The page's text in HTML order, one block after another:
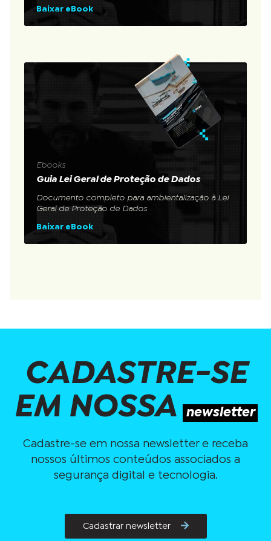
Baixar eBook
Ebooks
Guia Lei Geral de Proteção de Dados
Documento completo para ambientalização à Lei
Geral de Proteção de Dados
Baixar eBook
CADASTRE-SE
EM NOSSA newsletter
Cadastre-se em nossa newsletter e receba
nossos últimos conteúdos associados a
segurança digital e tecnologia.
Cadastrar newsletter